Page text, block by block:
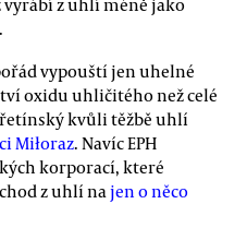
vypouští jen uhelné
oxidu uhličitého než celé
kvůli těžbě uhlí
Miłoraz. Navíc EPH
korporací, které
z uhlí najen o něco